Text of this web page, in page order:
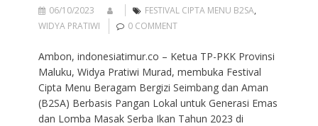
06/10/2023 FESTIVAL CIPTA MENU B2SA,
WIDYA PRATIWI
0 COMMENT
Ambon, indonesiatimur.co – Ketua TP-PKK Provinsi
Maluku, Widya Pratiwi Murad, membuka Festival
Cipta Menu Beragam Bergizi Seimbang dan Aman
(B2SA) Berbasis Pangan Lokal untuk Generasi Emas
dan Lomba Masak Serba Ikan Tahun 2023 di